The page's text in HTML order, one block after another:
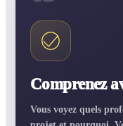
Comprenez
Vous voyez quels